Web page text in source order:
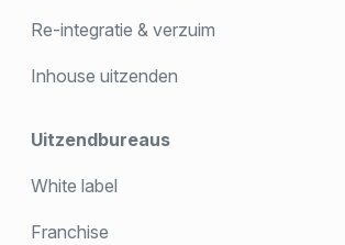
Re-integratie & verzuim
Inhouse uitzenden
Uitzendbureaus
White label
Franchise